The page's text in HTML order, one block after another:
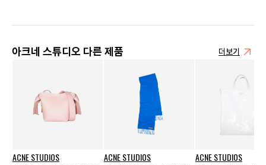
아크네 스튜디오 다른 제품 더보기
ACNE STUDIOS ACNE STUDIOS ACNE STUDIOS